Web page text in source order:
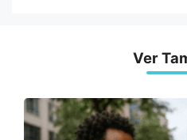
Ver